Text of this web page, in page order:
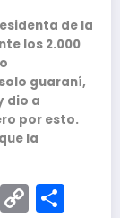
de la
los 2.000
guaraní,
dio a
por esto.
la
Gmail
Copy